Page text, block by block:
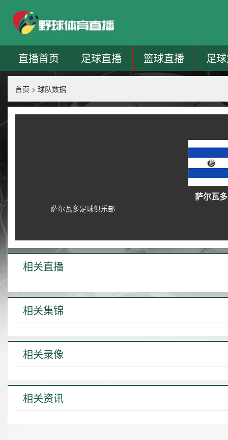
直播首页 足球直播 篮球直播 足
首页 > 球队数据
萨尔瓦多
萨尔瓦多足球俱乐部
相关直播
相关集锦
相关录像
相关资讯